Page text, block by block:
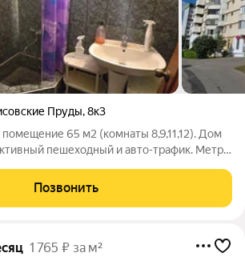
Пруды,8к3
помещение 65 м2 (комнаты 8,9,11,12). Дом
пешеходный и авто-трафик. Метро
15 кВт. Кондиционеры.
Позвонить
1 765 ₽ за м²